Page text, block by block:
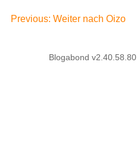
Previous: Weiter nach Oizo
Blogabond v2.40.58.80